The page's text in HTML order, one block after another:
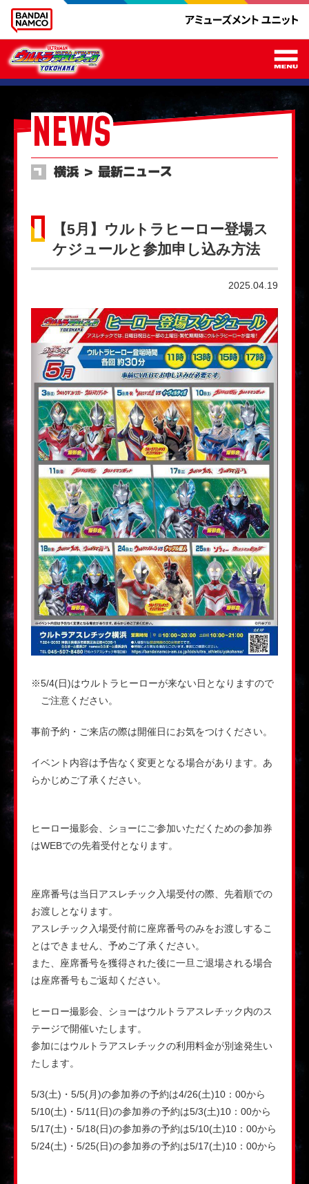
NEWS
横浜 ＞ 最新ニュース
【5月】ウルトラヒーロー登場ス
ケジュールと参加申し込み方法
2025.04.19
※5/4(日)はウルトラヒーローが来ない日となりますので
ご注意ください。
事前予約・ご来店の際は開催日にお気をつけください。
イベント内容は予告なく変更となる場合があります。あ
らかじめご了承ください。
ヒーロー撮影会、ショーにご参加いただくための参加券
はWEBでの先着受付となります。
座席番号は当日アスレチック入場受付の際、先着順での
お渡しとなります。
アスレチック入場受付前に座席番号のみをお渡しするこ
とはできません、予めご了承ください。
また、座席番号を獲得された後に一旦ご退場される場合
は座席番号もご返却ください。
ヒーロー撮影会、ショーはウルトラアスレチック内のス
テージで開催いたします。
参加にはウルトラアスレチックの利用料金が別途発生い
たします。
5/3(土)・5/5(月)の参加券の予約は4/26(土)10：00から
5/10(土)・5/11(日)の参加券の予約は5/3(土)10：00から
5/17(土)・5/18(日)の参加券の予約は5/10(土)10：00から
5/24(土)・5/25(日)の参加券の予約は5/17(土)10：00から